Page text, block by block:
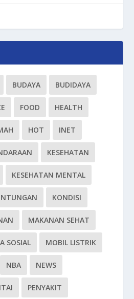
BUDAYA BUDIDAYA
FOOD HEALTH
HOT INET
KESEHATAN
KESEHATAN MENTAL
KONDISI
MAKANAN SEHAT
SOSIAL MOBIL LISTRIK
NBA NEWS
PENYAKIT